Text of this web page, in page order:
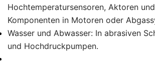
Hochtemperatursensoren, Aktoren
Komponenten in Motoren oder
​​Wasser und Abwasser:​​ In abrasiven
und Hochdruckpumpen.